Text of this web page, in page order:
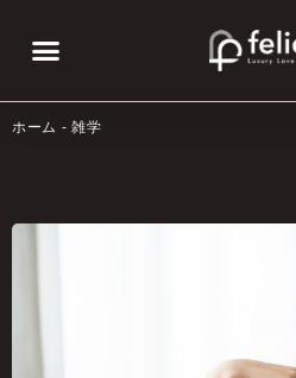
Menu
ホーム -雑学